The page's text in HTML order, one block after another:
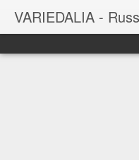
VARIEDALIA -